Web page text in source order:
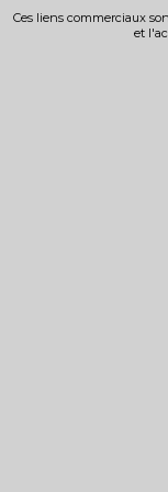
Ces liens commerciaux
et